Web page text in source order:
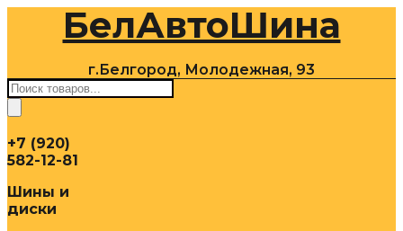
содержимомуБелАвтоШина
г.Белгород, Молодежная, 93
Поиск
товаров
+7 (920)
582-12-81
Шины и
диски